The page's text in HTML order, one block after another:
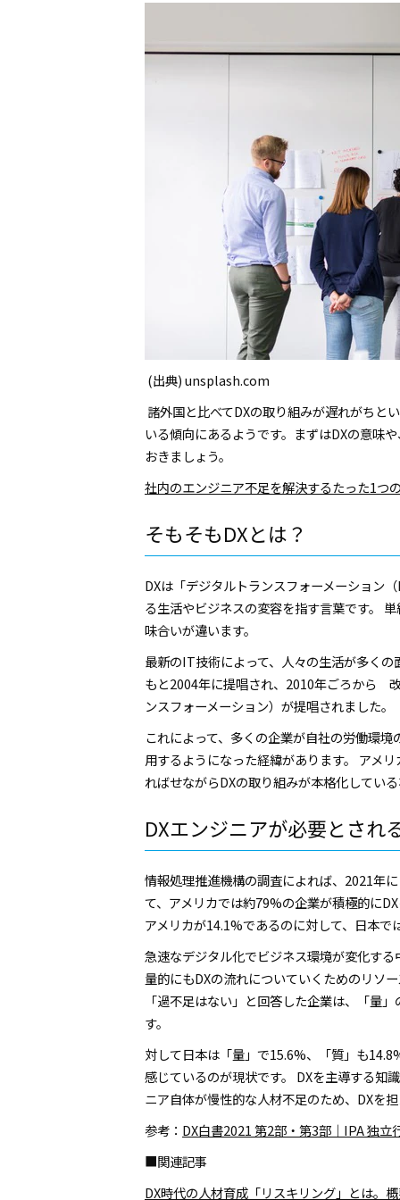
(出典) unsplash.com
諸外国と比べてDXの取り組みが遅れがちと
いる傾向にあるようです。まずはDXの意味
おきましょう。
社内のエンジニア不⾜を解決するたった1つ
そもそもDXとは？
DXは「デジタルトランスフォーメーショ
る生活やビジネスの変容を指す言葉です。
味合いが違います。
最新のIT技術によって、人々の生活が多く
もと2004年に提唱され、2010年ごろから
ンスフォーメーション）が提唱されました。
これによって、多くの企業が自社の労働環
用するようになった経緯があります。 アメ
ればせながらDXの取り組みが本格化してい
DXエンジニアが必要とされ
情報処理推進機構の調査によれば、2021年
て、アメリカでは約79%の企業が積極的に
アメリカが14.1%であるのに対して、日本
急速なデジタル化でビジネス環境が変化す
量的にもDXの流れについていくためのリソ
「過不足はない」と回答した企業は、「量
す。
対して日本は「量」で15.6%、「質」も
感じているのが現状です。 DXを主導する知
ニア自体が慢性的な人材不足のため、DXを
参考： DX白書2021 第2部・第3部｜IPA 独立
■関連記事
DX時代の人材育成「リスキリング」とは。